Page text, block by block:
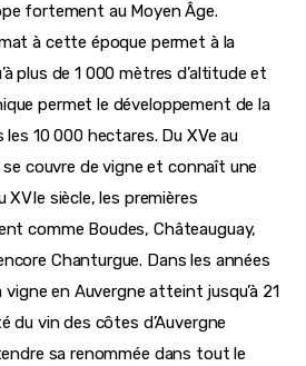
fortement au Moyen Âge.
à cette époque permet à la
plus de 1 000 mètres d’altitude et
permet le développement de la
10 000 hectares. Du XVe au
se couvre de vigne et connaît une
XVIe siècle, les premières
comme Boudes, Châteauguay,
Chanturgue. Dans les années
vigne en Auvergne atteint jusqu’à 21
du vin des côtes d’Auvergne
sa renommée dans tout le